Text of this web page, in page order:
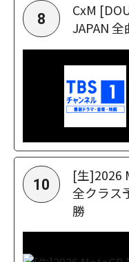
8
CxM
JAPAN
10
[生]2026
全クラス
勝